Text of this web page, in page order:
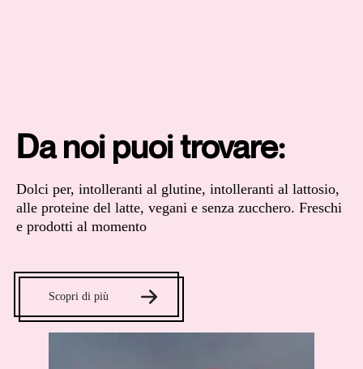
Da noi puoi trovare:
Dolci per, intolleranti al glutine, intolleranti al lattosio,
alle proteine del latte, vegani e senza zucchero. Freschi
e prodotti al momento
Scopri di più